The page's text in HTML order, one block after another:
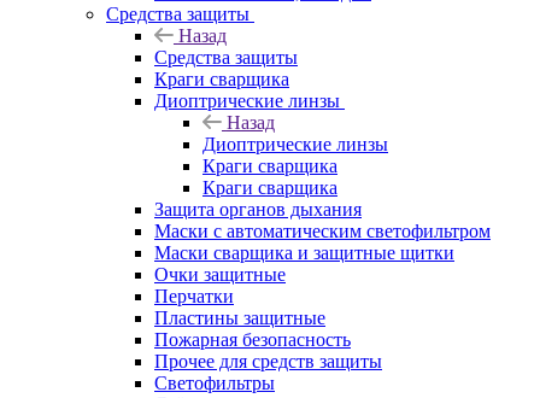
Средства защиты
Назад
Средства защиты
Краги сварщика
Диоптрические линзы
Назад
Диоптрические линзы
Краги сварщика
Краги сварщика
Защита органов дыхания
Маски с автоматическим светофильтром
Маски сварщика и защитные щитки
Очки защитные
Перчатки
Пластины защитные
Пожарная безопасность
Прочее для средств защиты
Светофильтры